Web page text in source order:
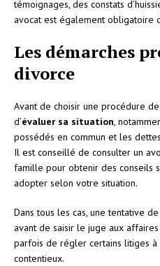
témoignages, des constats
avocat est également obligatoire
Les démarches
divorce
Avant de choisir une procédure
d’évaluer sa situation,
possédés en commun et les
Il est conseillé de consulter un
famille pour obtenir des conseils
adopter selon votre situation.
Dans tous les cas, une tentative de
avant de saisir le juge aux
parfois de régler certains litiges à
contentieux.